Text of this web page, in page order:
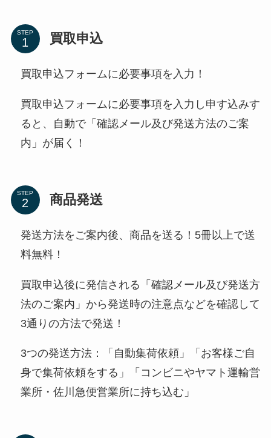
STEP 買取申込
買取申込フォームに必要事項を入力！
買取申込フォームに必要事項を入力し申す込みす
ると、自動で「確認メール及び発送方法のご案
内」が届く！
STEP 商品発送
発送方法をご案内後、商品を送る！5冊以上で送
料無料！
買取申込後に発信される「確認メール及び発送方
法のご案内」から発送時の注意点などを確認して
3通りの方法で発送！
3つの発送方法：「自動集荷依頼」「お客様ご自
身で集荷依頼をする」「コンビニやヤマト運輸営
業所・佐川急便営業所に持ち込む」